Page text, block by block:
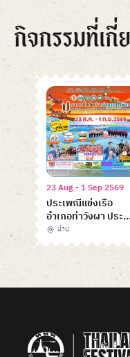
กิจกรรมที่เกี่
23 Aug - 1 Sep 2569
ประเพณีแข่งเรือ
อำเภอท่าวังผา ประจำ
ปี 2569
น่าน
of